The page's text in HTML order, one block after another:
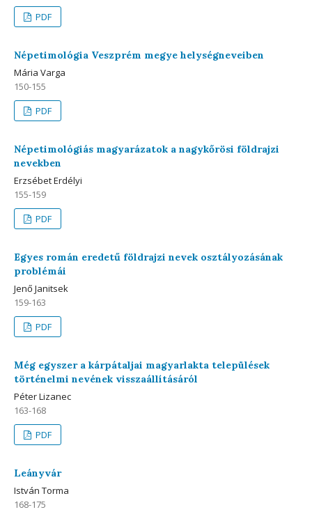
PDF
Népetimológia Veszprém megye helységneveiben
Mária Varga
150-155
PDF
Népetimológiás magyarázatok a nagykőrösi földrajzi
nevekben
Erzsébet Erdélyi
155-159
PDF
Egyes román eredetű földrajzi nevek osztályozásának
problémái
Jenő Janitsek
159-163
PDF
Még egyszer a kárpátaljai magyarlakta települések
történelmi nevének visszaállításáról
Péter Lizanec
163-168
PDF
Leányvár
István Torma
168-175